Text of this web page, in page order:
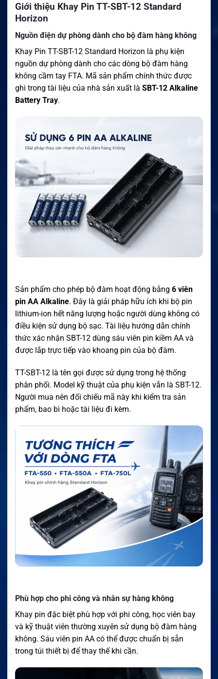
Giới thiệu Khay Pin TT-SBT-12 Standard
Horizon
Nguồn điện dự phòng dành cho bộ đàm hàng không
Khay Pin TT-SBT-12 Standard Horizon là phụ kiện
nguồn dự phòng dành cho các dòng bộ đàm hàng
không cầm tay FTA. Mã sản phẩm chính thức được
ghi trong tài liệu của nhà sản xuất là SBT-12 Alkaline
Battery Tray.
Sản phẩm cho phép bộ đàm hoạt động bằng 6 viên
pin AA Alkaline. Đây là giải pháp hữu ích khi bộ pin
lithium-ion hết năng lượng hoặc người dùng không có
điều kiện sử dụng bộ sạc. Tài liệu hướng dẫn chính
thức xác nhận SBT-12 dùng sáu viên pin kiềm AA và
được lắp trực tiếp vào khoang pin của bộ đàm.
TT-SBT-12 là tên gọi được sử dụng trong hệ thống
phân phối. Model kỹ thuật của phụ kiện vẫn là SBT-12.
Người mua nên đối chiếu mã này khi kiểm tra sản
phẩm, bao bì hoặc tài liệu đi kèm.
Phù hợp cho phi công và nhân sự hàng không
Khay pin đặc biệt phù hợp với phi công, học viên bay
và kỹ thuật viên thường xuyên sử dụng bộ đàm hàng
không. Sáu viên pin AA có thể được chuẩn bị sẵn
trong túi thiết bị để thay thế khi cần.